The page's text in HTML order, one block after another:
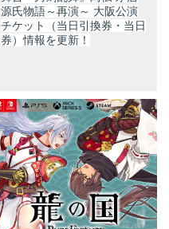
源氏物語～再演～ 大阪公演
チケット（当日引換券・当日
券）情報を更新！